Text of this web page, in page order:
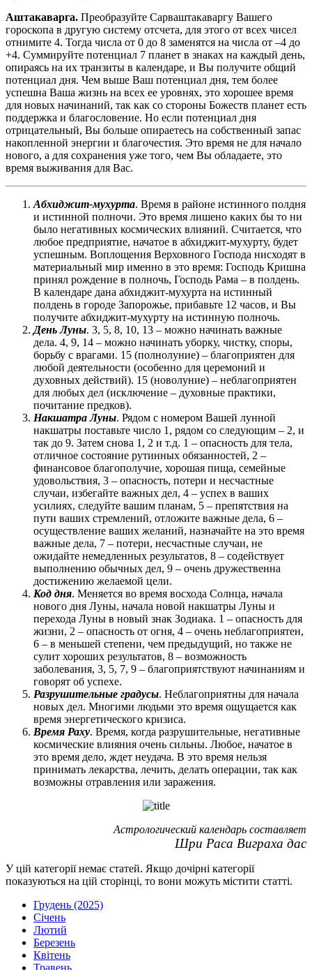
Аштакаварга. Преобразуйте Сарваштакаваргу Вашего
гороскопа в другую систему отсчета, для этого от всех чисел
отнимите 4. Тогда числа от 0 до 8 заменятся на числа от –4 до
+4. Суммируйте потенциал 7 планет в знаках на каждый день,
опираясь на их транзиты в календаре, и Вы получите общий
потенциал дня. Чем выше Ваш потенциал дня, тем более
успешна Ваша жизнь на всех ее уровнях, это хорошее время
для новых начинаний, так как со стороны Божеств планет есть
поддержка и благословение. Но если потенциал дня
отрицательный, Вы больше опираетесь на собственный запас
накопленной энергии и благочестия. Это время не для начало
нового, а для сохранения уже того, чем Вы обладаете, это
время выживания для Вас.
Абхиджит-мухурта. Время в районе истинного полдня
и истинной полночи. Это время лишено каких бы то ни
было негативных космических влияний. Считается, что
любое предприятие, начатое в абхиджит-мухурту, будет
успешным. Воплощения Верховного Господа нисходят в
материальный мир именно в это время: Господь Кришна
принял рождение в полночь, Господь Рама – в полдень.
В календаре дана абхиджит-мухурта на истинный
полдень в городе Запорожье, прибавьте 12 часов, и Вы
получите абхиджит-мухурту на истинную полночь.
День Луны. 3, 5, 8, 10, 13 – можно начинать важные
дела. 4, 9, 14 – можно начинать уборку, чистку, споры,
борьбу с врагами. 15 (полнолуние) – благоприятен для
любой деятельности (особенно для церемоний и
духовных действий). 15 (новолуние) – неблагоприятен
для любых дел (исключение – духовные практики,
почитание предков).
Накшатра Луны. Рядом с номером Вашей лунной
накшатры поставьте число 1, рядом со следующим – 2, и
так до 9. Затем снова 1, 2 и т.д. 1 – опасность для тела,
отличное состояние рутинных обязанностей, 2 –
финансовое благополучие, хорошая пища, семейные
удовольствия, 3 – опасность, потери и несчастные
случаи, избегайте важных дел, 4 – успех в ваших
усилиях, следуйте вашим планам, 5 – препятствия на
пути ваших стремлений, отложите важные дела, 6 –
осуществление ваших желаний, назначайте на это время
важные дела, 7 – потери, несчастные случаи, не
ожидайте немедленных результатов, 8 – содействует
выполнению обычных дел, 9 – очень дружественна
достижению желаемой цели.
Код дня. Меняется во время восхода Солнца, начала
нового дня Луны, начала новой накшатры Луны и
перехода Луны в новый знак Зодиака. 1 – опасность для
жизни, 2 – опасность от огня, 4 – очень неблагоприятен,
6 – в меньшей степени, чем предыдущий, но также не
сулит хороших результатов, 8 – возможность
заболевания, 3, 5, 7, 9 – благоприятствуют начинаниям и
говорят об успехе.
Разрушительные градусы. Неблагоприятны для начала
новых дел. Многими людьми это время ощущается как
время энергетического кризиса.
Время Раху. Время, когда разрушительные, негативные
космические влияния очень сильны. Любое, начатое в
это время дело, ждет неудача. В это время нельзя
принимать лекарства, лечить, делать операции, так как
возможны отравления или заражения.
Астрологический календарь составляет
Шри Раса Виграха дас
У цій категорії немає статей. Якщо дочірні категорії
показуються на цій сторінці, то вони можуть містити статті.
Грудень (2025)
Січень
Лютий
Березень
Квітень
Травень